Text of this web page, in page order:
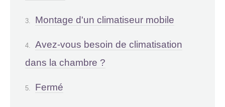
Montage d'un climatiseur mobile
Avez-vous besoin de climatisation
dans la chambre ?
Fermé